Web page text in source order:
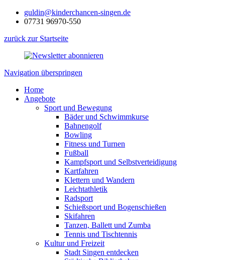
guldin@kinderchancen-singen.de
07731 96970-550
zurück zur Startseite
Navigation überspringen
Home
Angebote
Sport und Bewegung
Bäder und Schwimmkurse
Bahnengolf
Bowling
Fitness und Turnen
Fußball
Kampfsport und Selbstverteidigung
Kartfahren
Klettern und Wandern
Leichtathletik
Radsport
Schießsport und Bogenschießen
Skifahren
Tanzen, Ballett und Zumba
Tennis und Tischtennis
Kultur und Freizeit
Stadt Singen entdecken